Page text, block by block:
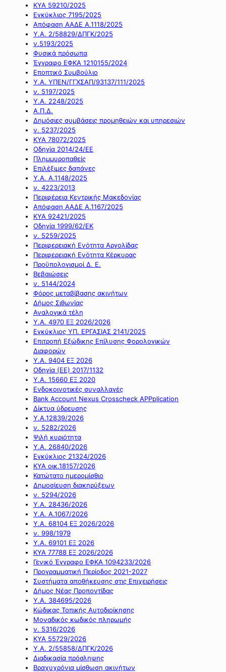
ΚΥΑ 59210/2025
Εγκύκλιος 7195/2025
Απόφαση ΑΑΔΕ Α.1118/2025
Υ.Α. 2/58829/ΔΠΓΚ/2025
ν.5193/2025
Φυσικά πρόσωπα
Έγγραφο ΕΦΚΑ 1210155/2024
Εποπτικό Συμβούλιο
Υ.Α. ΥΠΕΝ/ΓΓΧΣΑΠ/93137/111/2025
ν. 5197/2025
Υ.Α. 2248/2025
Α.Π.Δ.
Δημόσιες συμβάσεις προμηθειών και υπηρεσιών
ν. 5237/2025
ΚΥΑ 78072/2025
Οδηγία 2014/24/ΕΕ
Πλημμυροπαθείς
Επιλέξιμες δαπάνες
Υ.Α. Α.1148/2025
ν. 4223/2013
Περιφέρεια Κεντρικής Μακεδονίας
Απόφαση ΑΑΔΕ Α.1167/2025
ΚΥΑ 92421/2025
Οδηγία 1999/62/ΕΚ
ν. 5259/2025
Περιφερειακή Ενότητα Αργολίδας
Περιφερειακή Ενότητα Κέρκυρας
Προϋπολογισμοί Δ. Ε.
Βεβαιώσεις
ν. 5144/2024
Φόρος μεταβίβασης ακινήτων
Δήμος Σιθωνίας
Αναλογικά τέλη
Υ.Α. 4970 ΕΞ 2026/2026
Εγκύκλιος ΥΠ. ΕΡΓΑΣΙΑΣ 2141/2025
Επιτροπή Εξώδικης Επίλυσης Φορολογικών
Διαφορών
Υ.Α. 9404 ΕΞ 2026
Οδηγία (ΕΕ) 2017/1132
Υ.Α. 15660 ΕΞ 2020
Ενδοκοινοτικές συναλλαγές
Bank Account Nexus Crosscheck APPplication
Δίκτυα ύδρευσης
Υ.Α.12839/2026
ν. 5282/2026
Ψιλή κυριότητα
Υ.Α. 26840/2026
Εγκύκλιος 21324/2026
ΚΥΑ οικ.18157/2026
Κατώτατο ημερομίσθιο
Δημοσίευση διακηρύξεων
ν. 5294/2026
Υ.Α. 28436/2026
Υ.Α. Α.1067/2026
Υ.Α. 68104 ΕΞ 2026/2026
ν. 998/1979
Υ.Α. 69101 ΕΞ 2026
ΚΥΑ 77788 ΕΞ 2026/2026
Γενικό Έγγραφο ΕΦΚΑ 1094233/2026
Προγραμματική Περίοδος 2021-2027
Συστήματα αποθήκευσης στις Επιχειρήσεις
Δήμος Νέας Προποντίδας
Υ.Α. 384695/2026
Κώδικας Τοπικής Αυτοδιοίκησης
Μοναδικός κωδικός πληρωμής
ν. 5316/2026
ΚΥΑ 55729/2026
Υ.Α. 2/55858/ΔΠΓΚ/2026
Διαδικασία πρόσληψης
Βραχυχρόνια μίσθωση ακινήτων